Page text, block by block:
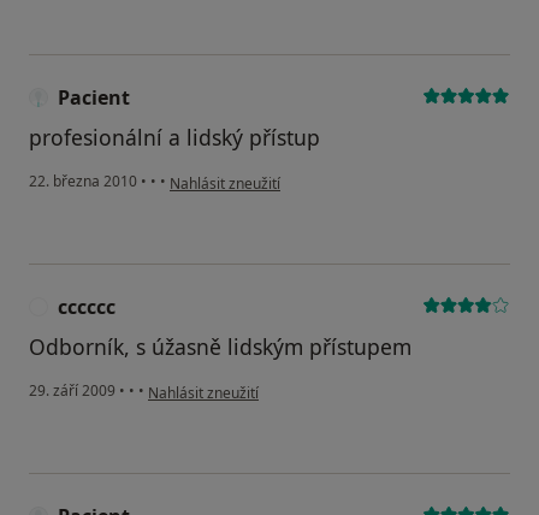
Pacient
profesionální a lidský přístup
22. března 2010 • • • podle názoru uživatele Pacient
Nahlásit zneužití
cccccc
Odborník, s úžasně lidským přístupem
29. září 2009 • • • podle názoru uživatele cccccc
Nahlásit zneužití